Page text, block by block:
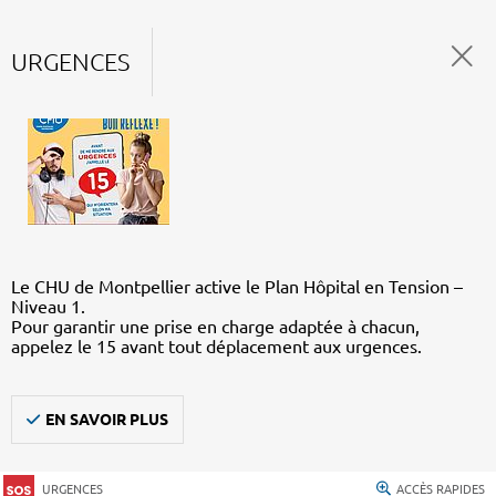
URGENCES
Le CHU de Montpellier active le Plan Hôpital en Tension –
Niveau 1.
Pour garantir une prise en charge adaptée à chacun,
appelez le 15 avant tout déplacement aux urgences.
EN SAVOIR PLUS
URGENCES ACCÈS RAPIDES